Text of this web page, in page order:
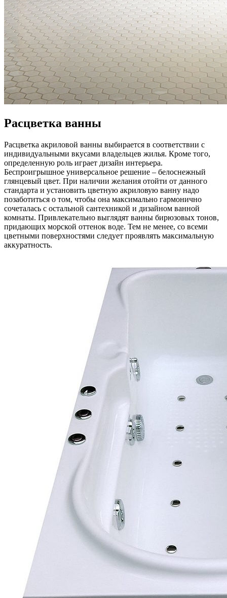
Расцветка ванны
Расцветка акриловой ванны выбирается в соответствии с
индивидуальными вкусами владельцев жилья. Кроме того,
определенную роль играет дизайн интерьера.
Беспроигрышное универсальное решение – белоснежный
глянцевый цвет. При наличии желания отойти от данного
стандарта и установить цветную акриловую ванну надо
позаботиться о том, чтобы она максимально гармонично
сочеталась с остальной сантехникой и дизайном ванной
комнаты. Привлекательно выглядят ванны бирюзовых тонов,
придающих морской оттенок воде. Тем не менее, со всеми
цветными поверхностями следует проявлять максимальную
аккуратность.